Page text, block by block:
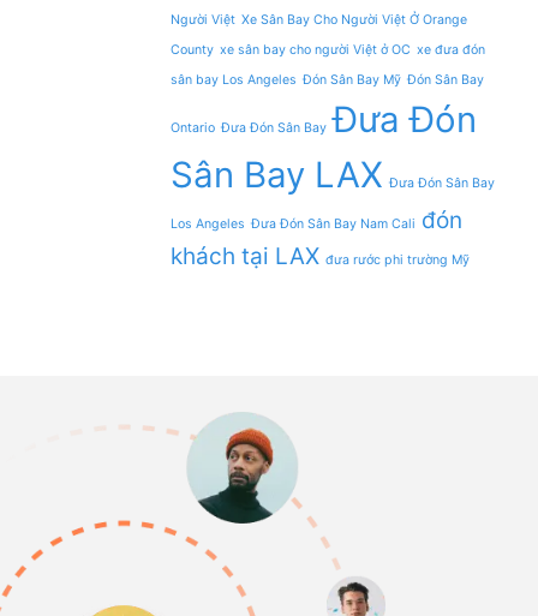
Người Việt Xe Sân Bay Cho Người Việt Ở Orange
County xe sân bay cho người Việt ở OC xe đưa đón
sân bay Los Angeles Đón Sân Bay Mỹ Đón Sân Bay
Ontario Đưa Đón Sân Bay Đưa Đón
Sân Bay LAX Đưa Đón Sân Bay
Los Angeles Đưa Đón Sân Bay Nam Cali đón
khách tại LAX đưa rước phi trường Mỹ